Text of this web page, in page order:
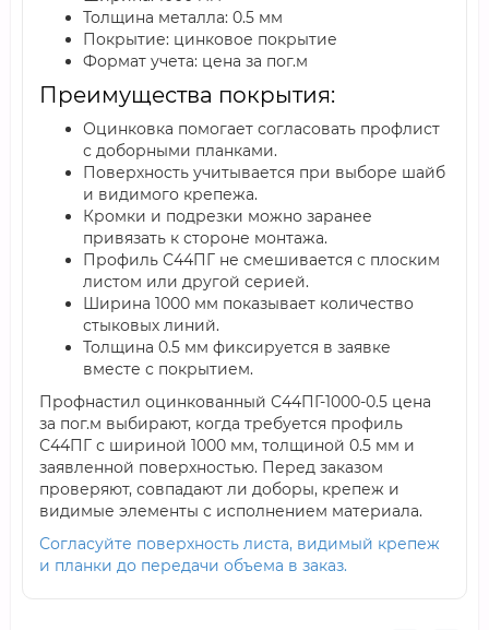
Толщина металла: 0.5 мм
Покрытие: цинковое покрытие
Формат учета: цена за пог.м
Преимущества покрытия:
Оцинковка помогает согласовать профлист
с доборными планками.
Поверхность учитывается при выборе шайб
и видимого крепежа.
Кромки и подрезки можно заранее
привязать к стороне монтажа.
Профиль С44ПГ не смешивается с плоским
листом или другой серией.
Ширина 1000 мм показывает количество
стыковых линий.
Толщина 0.5 мм фиксируется в заявке
вместе с покрытием.
Профнастил оцинкованный С44ПГ-1000-0.5 цена
за пог.м выбирают, когда требуется профиль
С44ПГ с шириной 1000 мм, толщиной 0.5 мм и
заявленной поверхностью. Перед заказом
проверяют, совпадают ли доборы, крепеж и
видимые элементы с исполнением материала.
Согласуйте поверхность листа, видимый крепеж
и планки до передачи объема в заказ.